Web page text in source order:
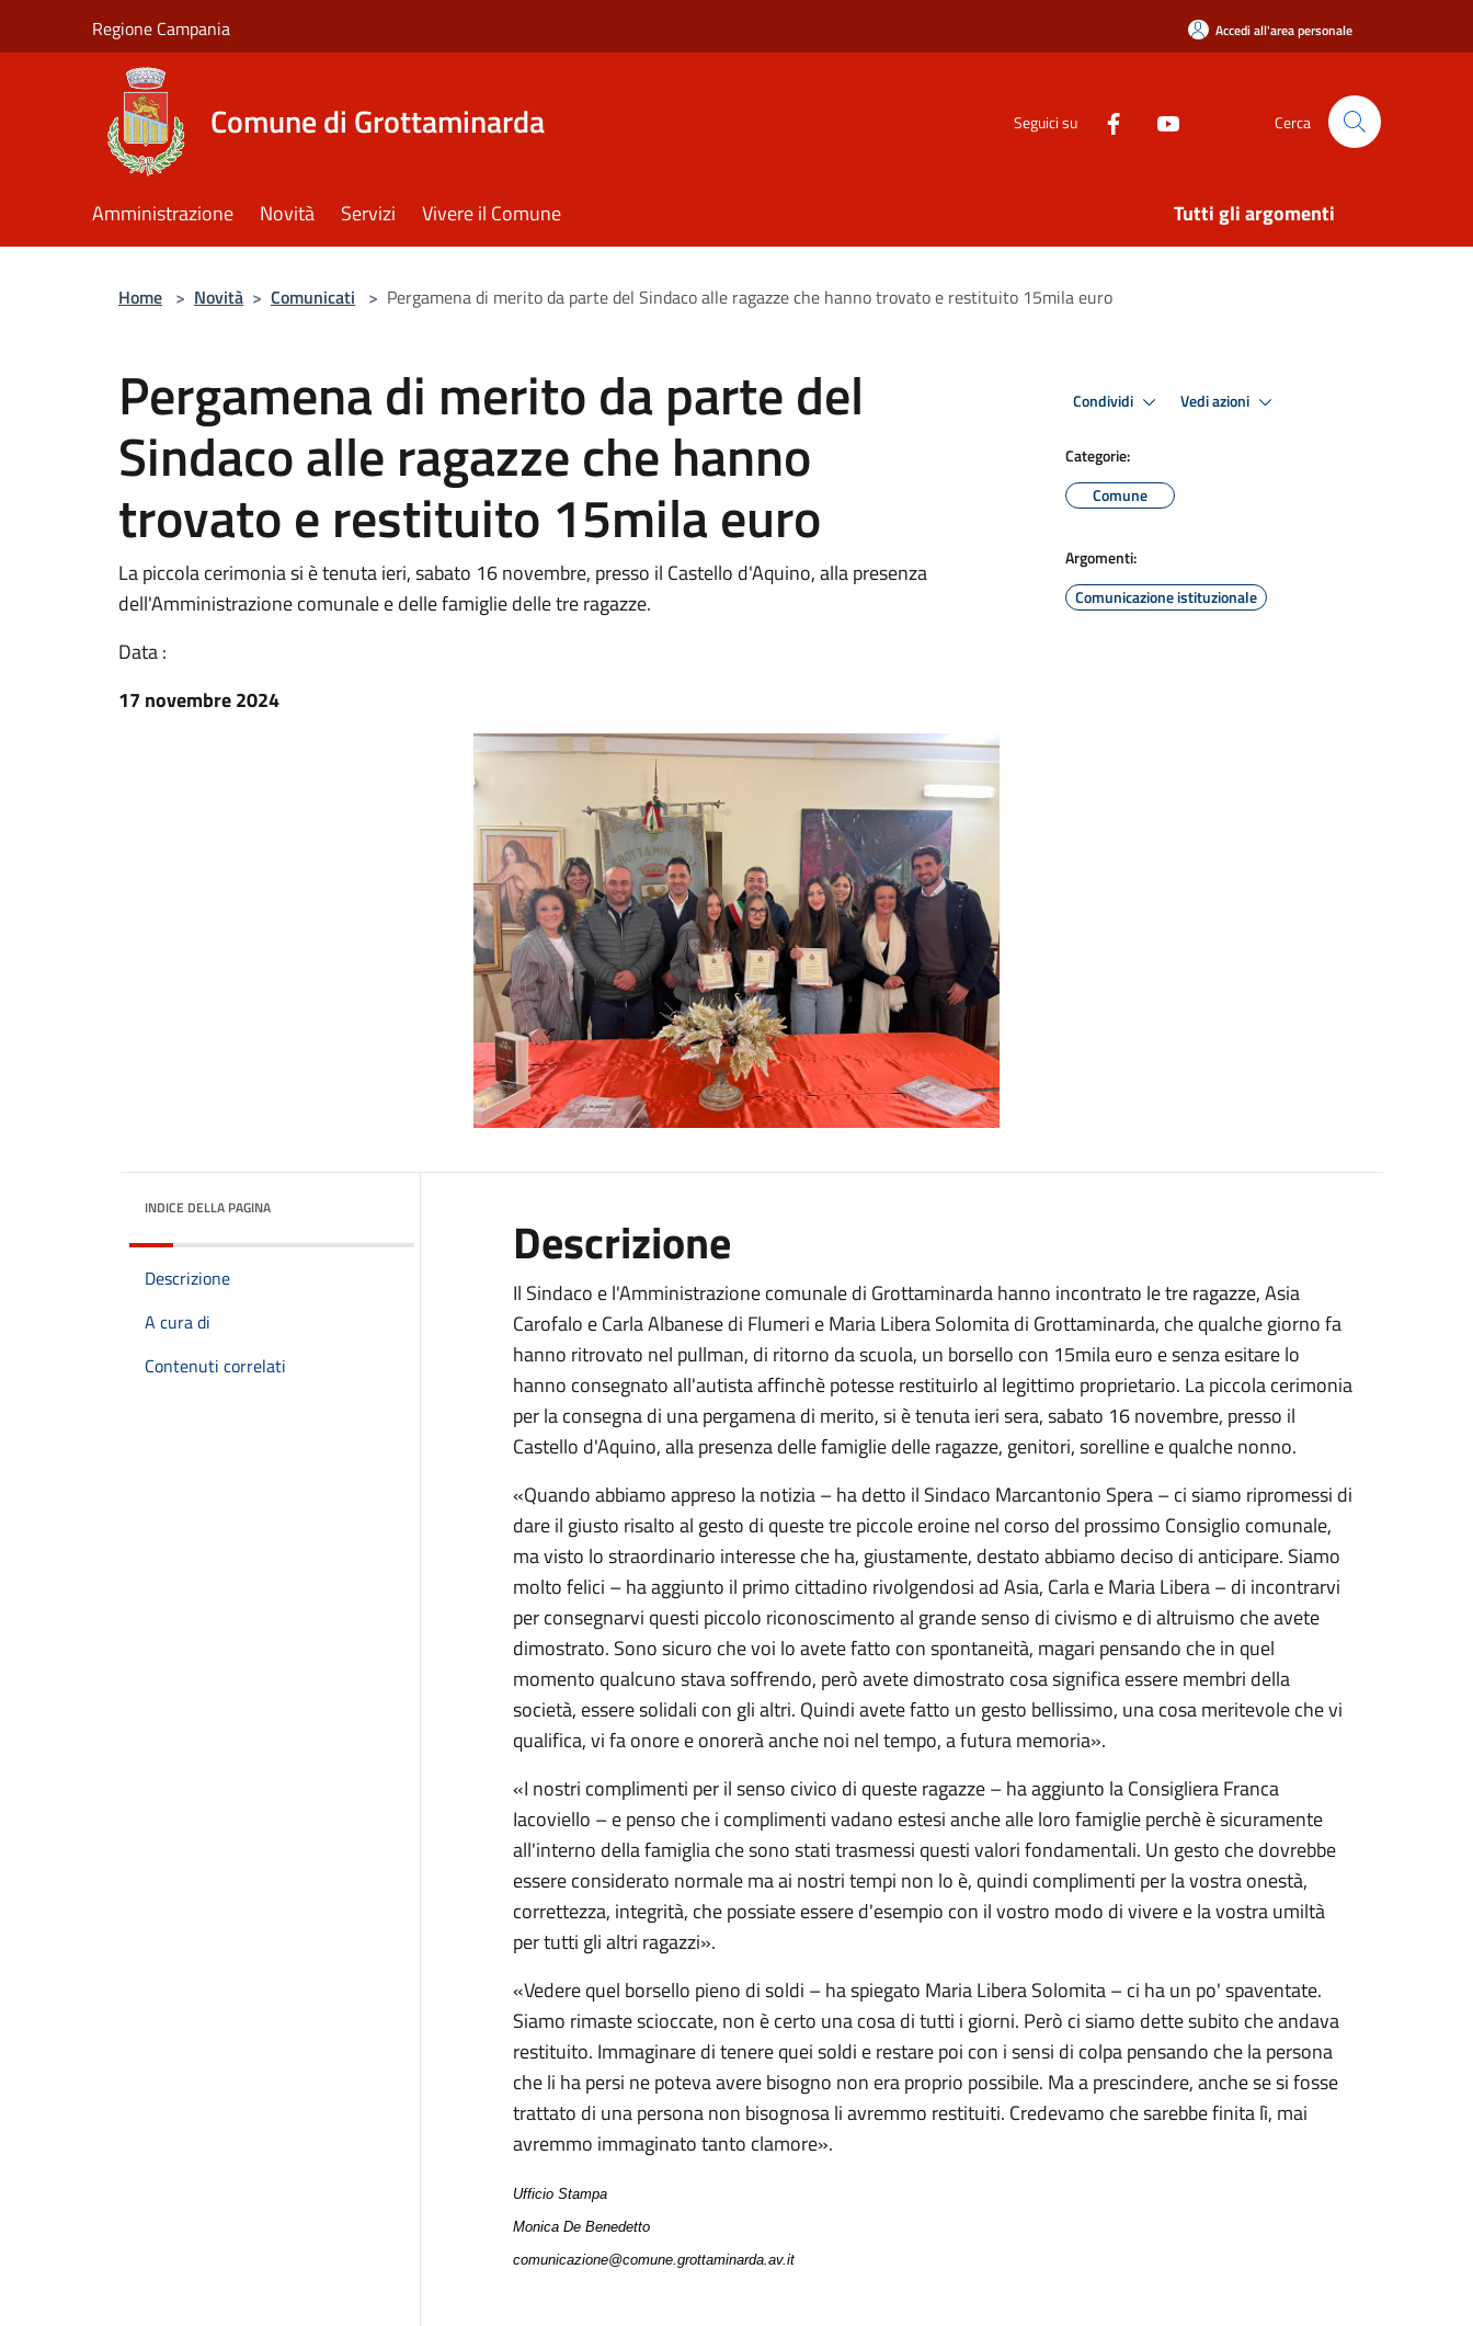
Regione Campania Accedi all'area personale
Comune di Grottaminarda Seguici su Cerca
Amministrazione Novità Servizi Vivere il Comune Tutti gli argomenti
Home > Novità > Comunicati > Pergamena di merito da parte del Sindaco alle ragazze che hanno trovato e restituito 15mila euro
Pergamena di merito da parte del
Sindaco alle ragazze che hanno
trovato e restituito 15mila euro
La piccola cerimonia si è tenuta ieri, sabato 16 novembre, presso il Castello d'Aquino, alla presenza
dell'Amministrazione comunale e delle famiglie delle tre ragazze.
Data :
17 novembre 2024
Condividi Vedi azioni
Categorie:
Comune
Argomenti:
Comunicazione istituzionale
INDICE DELLA PAGINA
Descrizione
A cura di
Contenuti correlati
Descrizione
Il Sindaco e l'Amministrazione comunale di Grottaminarda hanno incontrato le tre ragazze, Asia
Carofalo e Carla Albanese di Flumeri e Maria Libera Solomita di Grottaminarda, che qualche giorno fa
hanno ritrovato nel pullman, di ritorno da scuola, un borsello con 15mila euro e senza esitare lo
hanno consegnato all'autista affinchè potesse restituirlo al legittimo proprietario. La piccola cerimonia
per la consegna di una pergamena di merito, si è tenuta ieri sera, sabato 16 novembre, presso il
Castello d'Aquino, alla presenza delle famiglie delle ragazze, genitori, sorelline e qualche nonno.
«Quando abbiamo appreso la notizia – ha detto il Sindaco Marcantonio Spera – ci siamo ripromessi di
dare il giusto risalto al gesto di queste tre piccole eroine nel corso del prossimo Consiglio comunale,
ma visto lo straordinario interesse che ha, giustamente, destato abbiamo deciso di anticipare. Siamo
molto felici – ha aggiunto il primo cittadino rivolgendosi ad Asia, Carla e Maria Libera – di incontrarvi
per consegnarvi questi piccolo riconoscimento al grande senso di civismo e di altruismo che avete
dimostrato. Sono sicuro che voi lo avete fatto con spontaneità, magari pensando che in quel
momento qualcuno stava soffrendo, però avete dimostrato cosa significa essere membri della
società, essere solidali con gli altri. Quindi avete fatto un gesto bellissimo, una cosa meritevole che vi
qualifica, vi fa onore e onorerà anche noi nel tempo, a futura memoria».
«I nostri complimenti per il senso civico di queste ragazze – ha aggiunto la Consigliera Franca
Iacoviello – e penso che i complimenti vadano estesi anche alle loro famiglie perchè è sicuramente
all'interno della famiglia che sono stati trasmessi questi valori fondamentali. Un gesto che dovrebbe
essere considerato normale ma ai nostri tempi non lo è, quindi complimenti per la vostra onestà,
correttezza, integrità, che possiate essere d'esempio con il vostro modo di vivere e la vostra umiltà
per tutti gli altri ragazzi».
«Vedere quel borsello pieno di soldi – ha spiegato Maria Libera Solomita – ci ha un po' spaventate.
Siamo rimaste scioccate, non è certo una cosa di tutti i giorni. Però ci siamo dette subito che andava
restituito. Immaginare di tenere quei soldi e restare poi con i sensi di colpa pensando che la persona
che li ha persi ne poteva avere bisogno non era proprio possibile. Ma a prescindere, anche se si fosse
trattato di una persona non bisognosa li avremmo restituiti. Credevamo che sarebbe finita lì, mai
avremmo immaginato tanto clamore».
Ufficio Stampa
Monica De Benedetto
comunicazione@comune.grottaminarda.av.it